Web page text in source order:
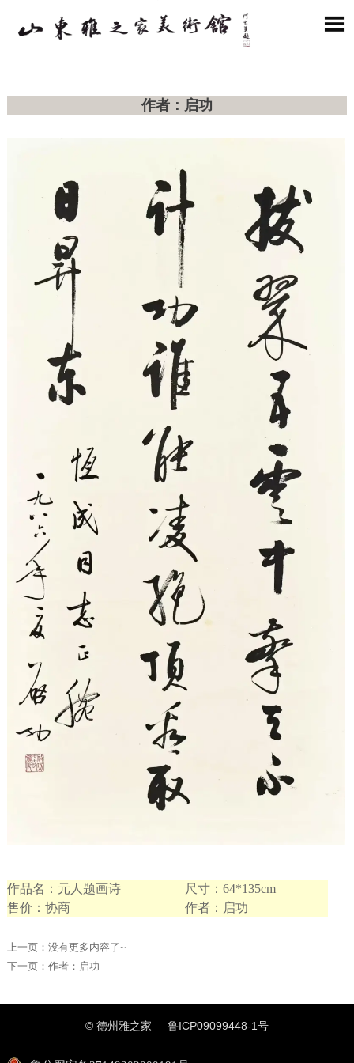

作者：启功
作品名：元人题画诗
尺寸：64*135cm
售价：协商
作者：启功
上一页：没有更多内容了~
下一页： 作者：启功
© 德州雅之家 鲁ICP09099448-1号